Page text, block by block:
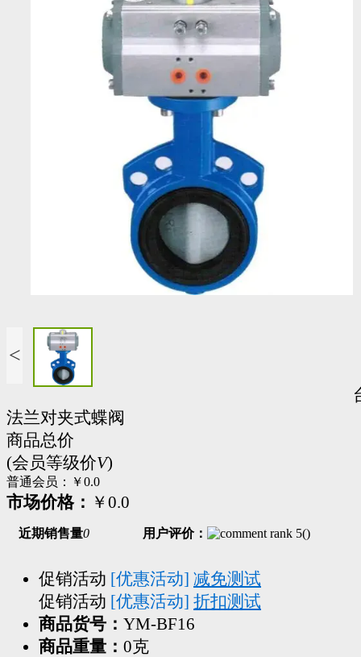
<
法兰对夹式蝶阀
商品总价
(会员等级价V)
普通会员： ￥0.0
市场价格： ￥0.0
近期销售量0 用户评价： ()
促销活动 [优惠活动] 减免测试
促销活动 [优惠活动] 折扣测试
商品货号： YM-BF16
商品重量： 0克